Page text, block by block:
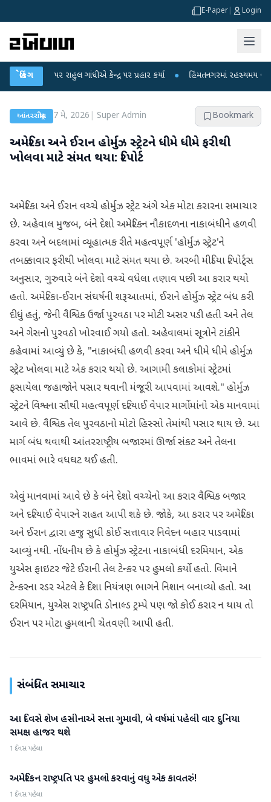
E-Paper Login
બ્રેકિંગ
પર રાહુલ ગાંધીએ કેન્દ્ર પર પ્રહાર કર્યા ● હિંમતનગરમાં રહસ્યમય વાયરસ કે
આંતરરાષ્ટ્રીય 7 મે, 2026 Super Admin Bookmark
અમેરિકા અને ઈરાન હોર્મુઝ સ્ટ્રેટને ધીમે ધીમે ફરીથી
ખોલવા માટે સંમત થયા: રિપોર્ટ
અમેરિકા અને ઈરાન વચ્ચે હોર્મુઝ સ્ટ્રેટ અંગે એક મોટા કરારના સમાચાર
છે. અહેવાલ મુજબ, બંને દેશો અમેરિકન નૌકાદળના નાકાબંધીને હળવી
કરવા અને બદલામાં વ્યૂહાત્મક રીતે મહત્વપૂર્ણ 'હોર્મુઝ સ્ટ્રેટ'ને
તબક્કાવાર ફરીથી ખોલવા માટે સંમત થયા છે. અરબી મીડિયા રિપોર્ટ્સ
અનુસાર, ગુરુવારે બંને દેશો વચ્ચે વધેલા તણાવ પછી આ કરાર થયો
હતો. અમેરિકા-ઈરાન સંઘર્ષની શરૂઆતમાં, ઈરાને હોર્મુઝ સ્ટ્રેટ બંધ કરી
દીધું હતું, જેની વૈશ્વિક ઉર્જા પુરવઠા પર મોટી અસર પડી હતી અને તેલ
અને ગેસનો પુરવઠો ખોરવાઈ ગયો હતો. અહેવાલમાં સૂત્રોને ટાંકીને
કહેવામાં આવ્યું છે કે, "નાકાબંધી હળવી કરવા અને ધીમે ધીમે હોર્મુઝ
સ્ટ્રેટ ખોલવા માટે એક કરાર થયો છે. આગામી કલાકોમાં સ્ટ્રેટમાં
ફસાયેલા જહાજોને પસાર થવાની મંજૂરી આપવામાં આવશે." હોર્મુઝ
સ્ટ્રેટને વિશ્વના સૌથી મહત્વપૂર્ણ દરિયાઈ વેપાર માર્ગોમાંનો એક માનવામાં
આવે છે. વૈશ્વિક તેલ પુરવઠાનો મોટો હિસ્સો તેમાંથી પસાર થાય છે. આ
માર્ગ બંધ થવાથી આંતરરાષ્ટ્રીય બજારમાં ઊર્જા સંકટ અને તેલના
ભાવમાં ભારે વધઘટ થઈ હતી.
એવું માનવામાં આવે છે કે બંને દેશો વચ્ચેનો આ કરાર વૈશ્વિક બજાર
અને દરિયાઈ વેપારને રાહત આપી શકે છે. જોકે, આ કરાર પર અમેરિકા
અને ઈરાન દ્વારા હજુ સુધી કોઈ સત્તાવાર નિવેદન બહાર પાડવામાં
આવ્યું નથી. નોંધનીય છે કે હોર્મુઝ સ્ટ્રેટના નાકાબંધી દરમિયાન, એક
યુએસ ફાઇટર જેટે ઈરાની તેલ ટેન્કર પર હુમલો કર્યો હતો. વિમાને
ટેન્કરના રડર એટલે કે દિશા નિયંત્રણ ભાગને નિશાન બનાવ્યો હતો. આ
દરમિયાન, યુએસ રાષ્ટ્રપતિ ડોનાલ્ડ ટ્રમ્પે પણ જો કોઈ કરાર ન થાય તો
ઈરાન પર મોટા હુમલાની ચેતવણી આપી હતી.
સંબંધિત સમાચાર
આંતરરાષ્ટ્રીય
આ દિવસે શેખ હસીનાએ સત્તા ગુમાવી, બે વર્ષમાં પહેલી વાર દુનિયા
સમક્ષ હાજર થશે
1 દિવસ પહેલા
આંતરરાષ્ટ્રીય
અમેરિકન રાષ્ટ્રપતિ પર હુમલો કરવાનું વધુ એક કાવતરું!
1 દિવસ પહેલા